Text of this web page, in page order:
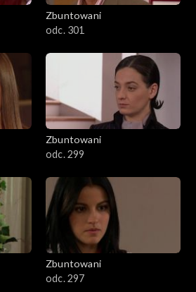
Zbuntowani
odc. 301
Zbuntowani
odc. 299
Zbuntowani
odc. 297